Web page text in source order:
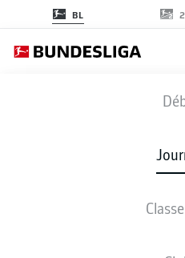
BL
KOE-
2
COMPOSITIONS